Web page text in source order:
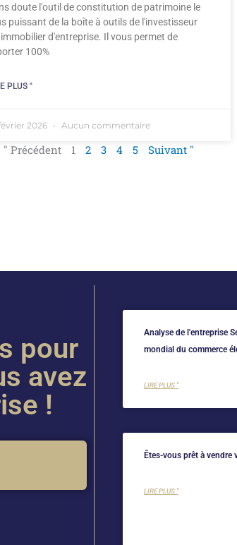
doute l'outil de constitution de patrimoine le
puissant de la boîte à outils de l'investisseur
d'entreprise. Il vous permet de
100%
PLUS "
2026 Aucun commentaire
" Précédent 1 2 3 4 5 Suivant "
pour
avez
!
Analyse de l'entreprise
mondial du commerce
LIRE PLUS "
Êtes-vous prêt à vendre
LIRE PLUS "